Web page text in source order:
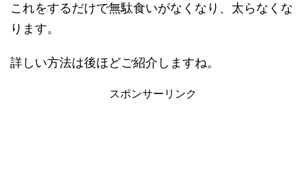
これをするだけで無駄食いがなくなり、太らなくな
ります。
詳しい方法は後ほどご紹介しますね。
スポンサーリンク